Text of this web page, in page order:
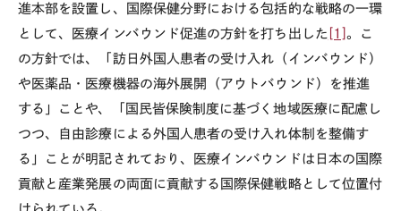
進本部を設置し、国際保健分野における包括的な戦略の一環
として、医療インバウンド促進の方針を打ち出した [1] 。こ
の方針では、「訪日外国人患者の受け入れ（インバウンド）
や医薬品・医療機器の海外展開（アウトバウンド）を推進
する」ことや、「国民皆保険制度に基づく地域医療に配慮し
つつ、自由診療による外国人患者の受け入れ体制を整備す
る」ことが明記されており、医療インバウンドは日本の国際
貢献と産業発展の両面に貢献する国際保健戦略として位置付
けられている。